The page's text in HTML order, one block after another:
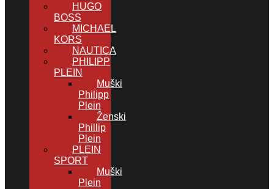
HUGO
BOSS
MICHAEL
KORS
NAUTICA
PHILIPP
PLEIN
Muški
Philipp
Plein
Ženski
Phillip
Plein
PLEIN
SPORT
Muški
Plein